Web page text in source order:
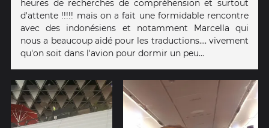
heures de recherches de compréhension et surtout
d'attente !!!!! mais on a fait une formidable rencontre
avec des indonésiens et notamment Marcella qui
nous a beaucoup aidé pour les traductions.... vivement
qu'on soit dans l'avion pour dormir un peu...